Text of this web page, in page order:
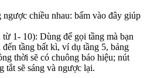
chiều nhau: bấm vào đây giúp
1- 10): Dùng để gọi tầng mà bạn
tầng bất kì, ví dụ tầng 5, bảng
thời sẽ có chuông báo hiệu; nút
tắt sẽ sáng và ngược lại.